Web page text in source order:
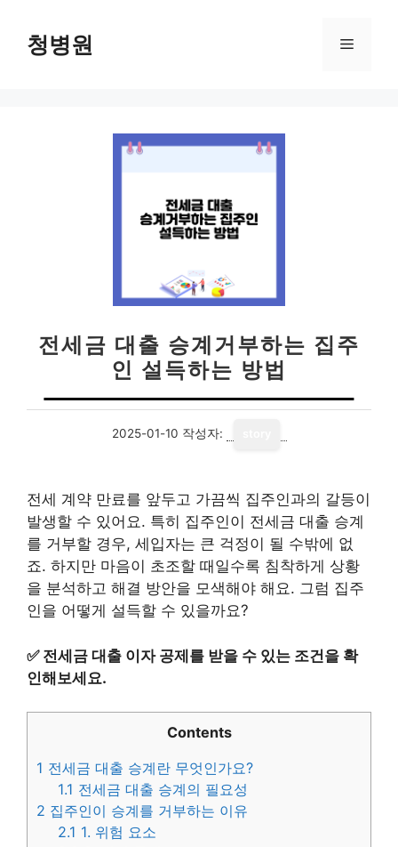
청병원 메
전세금 대출 승계거부하는 집주
인 설득하는 방법
2025-01-10 작성자:
전세 계약 만료를 앞두고 가끔씩 집주인과의 갈등이
발생할 수 있어요. 특히 집주인이 전세금 대출 승계
를 거부할 경우, 세입자는 큰 걱정이 될 수밖에 없
죠. 하지만 마음이 초조할 때일수록 침착하게 상황
을 분석하고 해결 방안을 모색해야 해요. 그럼 집주
인을 어떻게 설득할 수 있을까요?
✅ 전세금 대출 이자 공제를 받을 수 있는 조건을 확
인해보세요.
Contents
1 전세금 대출 승계란 무엇인가요?
1.1 전세금 대출 승계의 필요성
2 집주인이 승계를 거부하는 이유
2.1 1. 위험 요소